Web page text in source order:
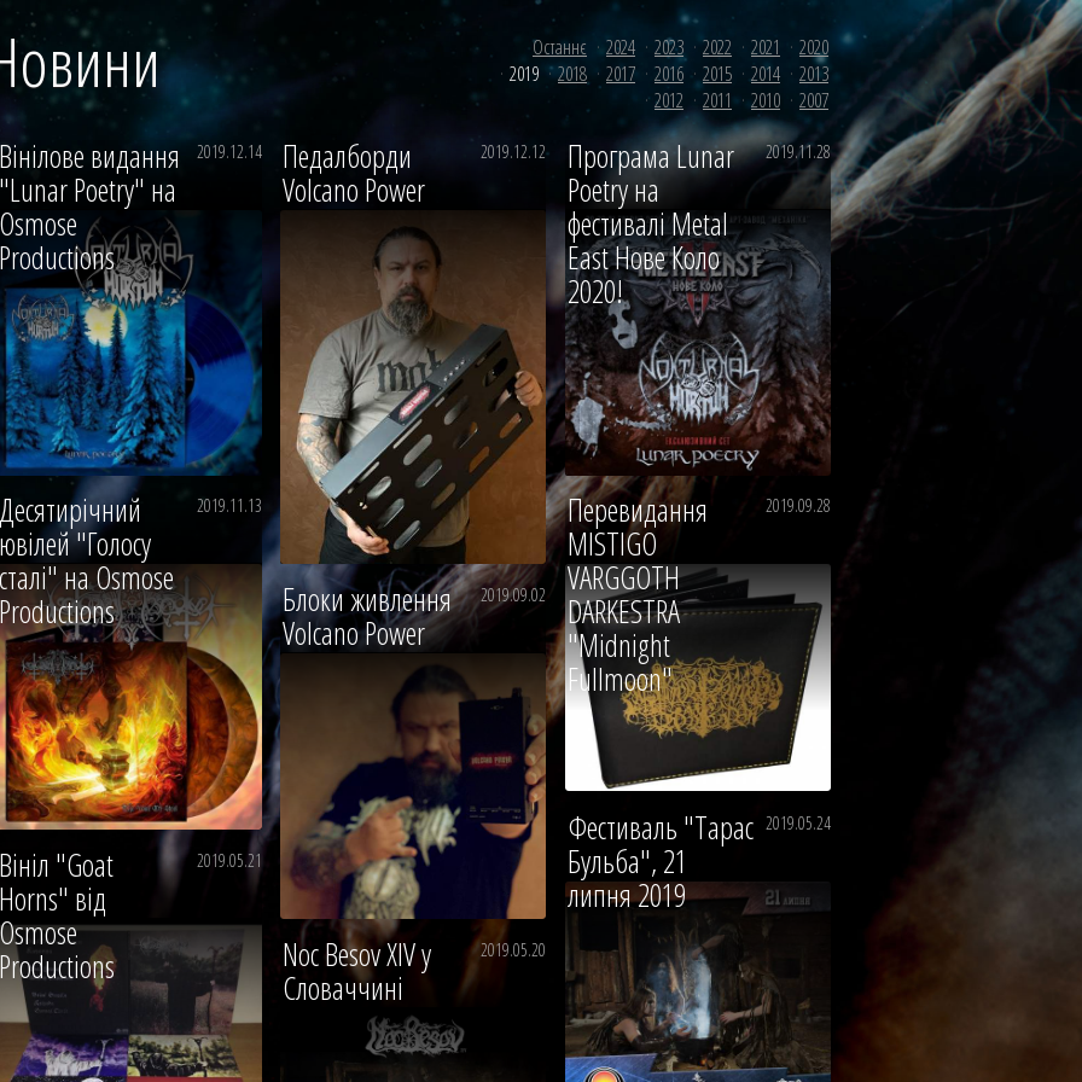
Останнє 2024 2023 2022 2021
2020
2019
2018 2017 2016 2015 2014
2013
2012
2011 2010 2007
2019.12.14
Вінілове видання
"Lunar Poetry" на
Osmose
Productions
2019.12.12
Педалборди
Volcano Power
2019.11.28
Програма Lunar
Poetry на
фестивалі Metal
East Нове Коло
2020!
2019.11.13
Десятирічний
ювілей "Голосу
сталі" на Osmose
Productions
2019.09.28
Перевидання
MISTIGO
VARGGOTH
DARKESTRA
"Midnight
Fullmoon"
2019.09.02
Блоки живлення
Volcano Power
2019.05.24
Фестиваль "Тарас
Бульба", 21
липня 2019
2019.05.21
Вініл "Goat
Horns" від
Osmose
Productions
2019.05.20
Noc Besov XIV у
Словаччині